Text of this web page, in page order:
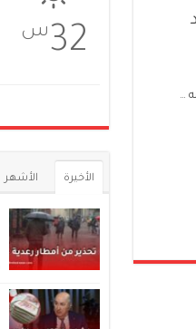
…
32 س
الأخيرة الأشهر